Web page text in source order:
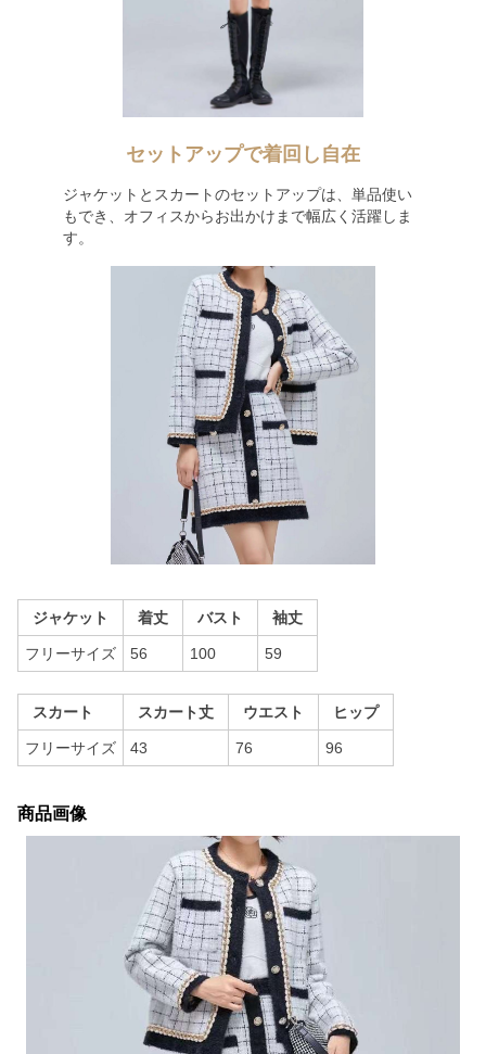
セットアップで着回し自在
ジャケットとスカートのセットアップは、単品使い
もでき、オフィスからお出かけまで幅広く活躍しま
す。
ジャケット 着丈 バスト 袖丈
フリーサイズ 56 100 59
スカート スカート丈 ウエスト ヒップ
フリーサイズ 43 76 96
商品画像